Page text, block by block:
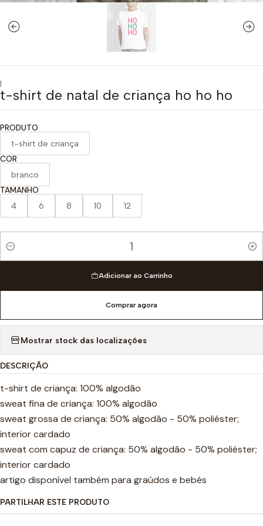
|
t-shirt de natal de criança ho ho ho
PRODUTO
t-shirt de criança
COR
branco
TAMANHO
4 6 8 10 12
Quantidade
Adicionar ao Carrinho
Comprar agora
Mostrar stock das localizações
DESCRIÇÃO
t-shirt de criança: 100% algodão
sweat fina de criança: 100% algodão
sweat grossa de criança: 50% algodão - 50% poliéster;
interior cardado
sweat com capuz de criança: 50% algodão - 50% poliéster;
interior cardado
artigo disponível também para graúdos e bebés
PARTILHAR ESTE PRODUTO